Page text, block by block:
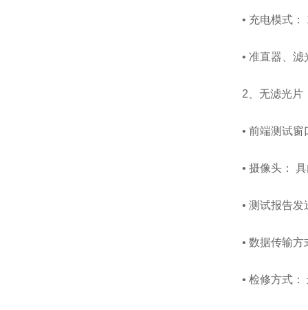
• 充电模式
• 准直器、
2、无滤光片
• 前端测试窗
• 摄像头：
• 测试报告发
• 数据传输
• 检修方式